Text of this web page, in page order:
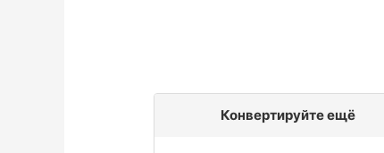
Конвертируйте ещё